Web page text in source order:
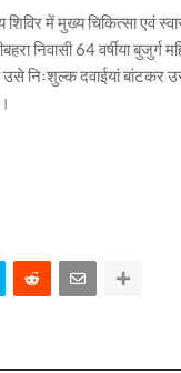
में मुख्य चिकित्सा एवं
निवासी 64 वर्षीया
निःशुल्क दवाईयां बांटकर